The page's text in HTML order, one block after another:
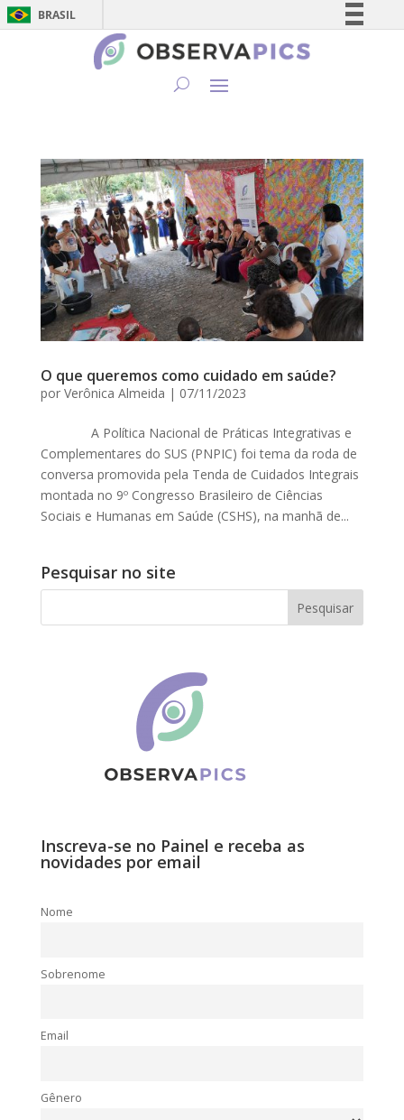
BRASIL
Simplifique!
Canais
O que queremos como cuidado em saúde?
por Verônica Almeida | 07/11/2023
A Política Nacional de Práticas Integrativas e
Complementares do SUS (PNPIC) foi tema da roda de
conversa promovida pela Tenda de Cuidados Integrais
montada no 9º Congresso Brasileiro de Ciências
Sociais e Humanas em Saúde (CSHS), na manhã de...
Pesquisar no site
Inscreva-se no Painel e receba as
novidades por email
Nome
Sobrenome
Email
Gênero